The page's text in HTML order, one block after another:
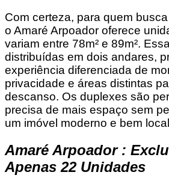
Com certeza, para quem
o Amaré Arpoador oferece
variam entre 78m² e 89m².
distribuídas em dois andares,
experiência diferenciada de
privacidade e áreas distintas
descanso. Os duplexes são
precisa de mais espaço sem
um imóvel moderno e bem
Amaré Arpoador :
Apenas 22 Unidades